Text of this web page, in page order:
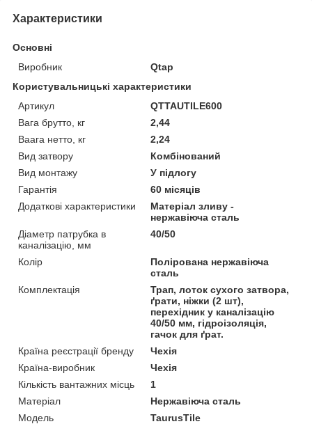
Характеристики
Основні
Виробник
Qtap
Користувальницькі характеристики
Артикул
QTTAUTILE600
Вага брутто, кг
2,44
Ваага нетто, кг
2,24
Вид затвору
Комбінований
Вид монтажу
У підлогу
Гарантія
60 місяців
Додаткові характеристики
Матеріал зливу -
нержавіюча сталь
Діаметр патрубка в
каналізацію, мм
40/50
Колір
Полірована нержавіюча
сталь
Комплектація
Трап, лоток сухого затвора,
ґрати, ніжки (2 шт),
перехідник у каналізацію
40/50 мм, гідроізоляція,
гачок для ґрат.
Країна реєстрації бренду
Чехія
Країна-виробник
Чехія
Кількість вантажних місць
1
Матеріал
Нержавіюча сталь
Мoдель
TaurusTile